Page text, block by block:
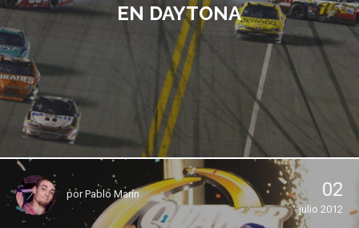
EN DAYTONA
porPablo Marín 02
julio 2012